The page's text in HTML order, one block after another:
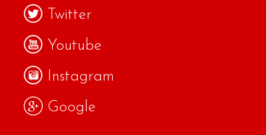
Twitter
Youtube
Instagram
Google